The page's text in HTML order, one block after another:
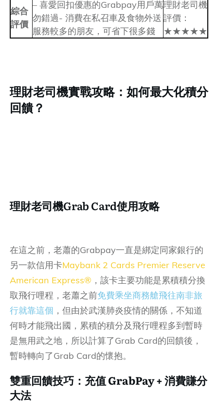
綜合
評價
– 喜愛回扣優惠的Grabpay用戶萬
勿錯過- 消費在私召車及食物外送
服務較多的朋友，可省下很多錢
理財老司機
評價：
★★★★★
理財老司機實戰攻略：如何最大化積分
回饋？
理財老司機Grab Card使用攻略
在這之前，老蕭的Grabpay一直是綁定同家銀行的
另一款信用卡Maybank 2 Cards Premier Reserve
American Express® ，該卡主要功能是累積積分換
取飛行哩程，老蕭之前免費乘坐商務艙飛往南非旅
行就靠這個 ，但由於武漢肺炎疫情的關係，不知道
何時才能飛出國，累積的積分及飛行哩程多到暫時
是無用武之地，所以計算了Grab Card的回饋後，
暫時轉向了Grab Card的懷抱。
雙重回饋技巧：充值 GrabPay + 消費賺分
大法